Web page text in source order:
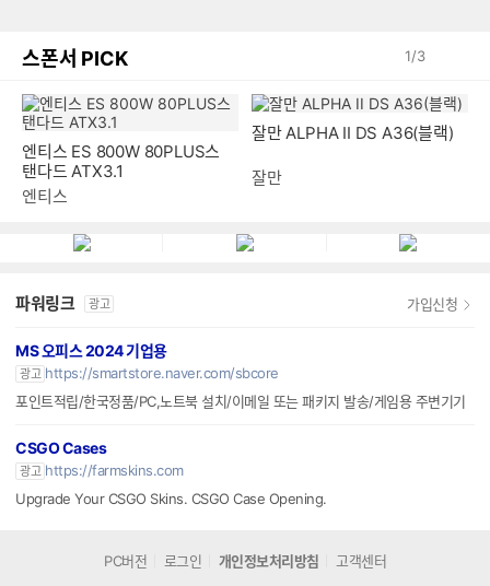
스폰서 PICK 1/3
엔티스 ES 800W 80PLUS스
탠다드 ATX3.1
엔티스
잘만 ALPHA II DS A36(블랙)
MS 오피스 2024 기업용
포인트적립/한국정품/PC,노트북 설치/이메일 또는 패키지 발송/게임용 주변기기
CSGO Cases
Upgrade Your CSGO Skins. CSGO Case Opening.